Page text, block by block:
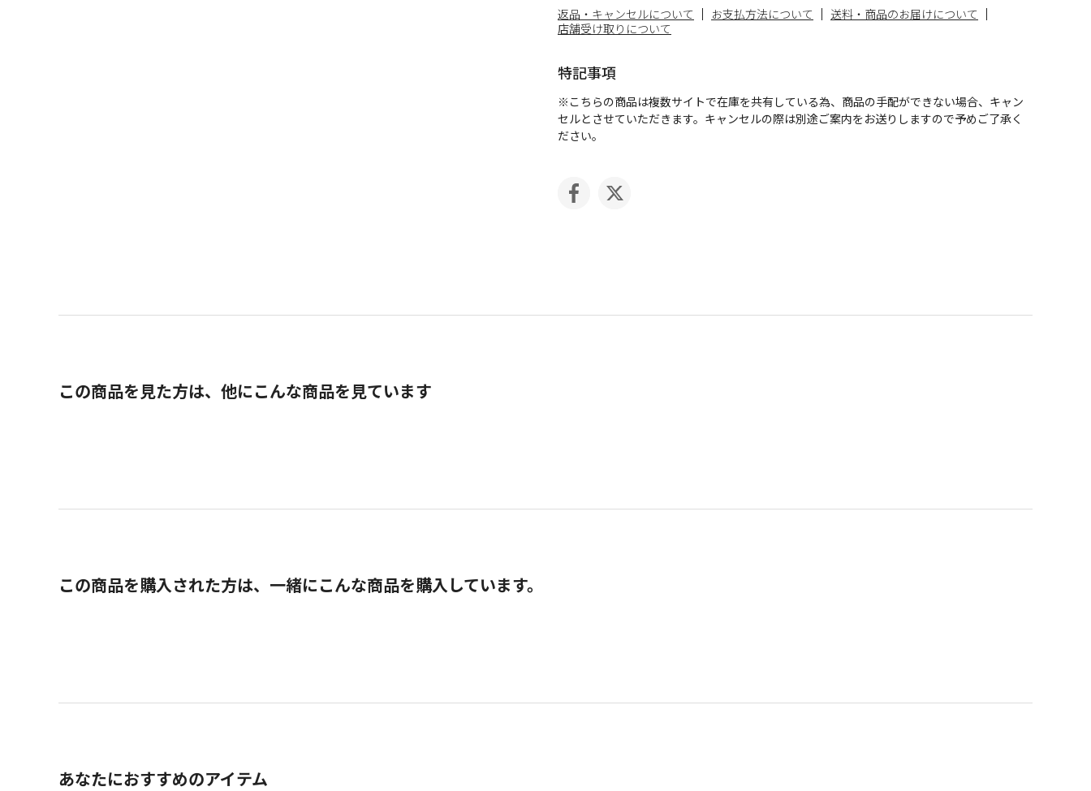
返品・キャンセルについて お支払方法について
送料・商品のお届けについて
店舗受け取りについて
特記事項
※こちらの商品は複数サイトで在庫を共有している為、商品の手配ができない場合、キャン
セルとさせていただきます。キャンセルの際は別途ご案内をお送りしますので予めご了承く
ださい。
この商品を見た方は、他にこんな商品を見ています
この商品を購入された方は、一緒にこんな商品を購入しています。
あなたにおすすめのアイテム